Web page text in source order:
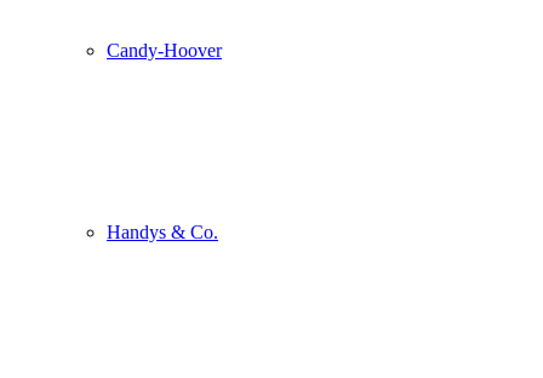
Candy-Hoover
Handys & Co.